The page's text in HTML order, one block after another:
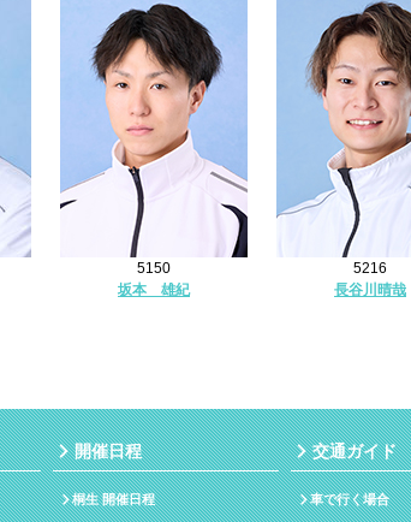
5150
坂本 雄紀
5216
長谷川晴哉
開催日程
桐生 開催日程
交通ガイド
車で行く場合